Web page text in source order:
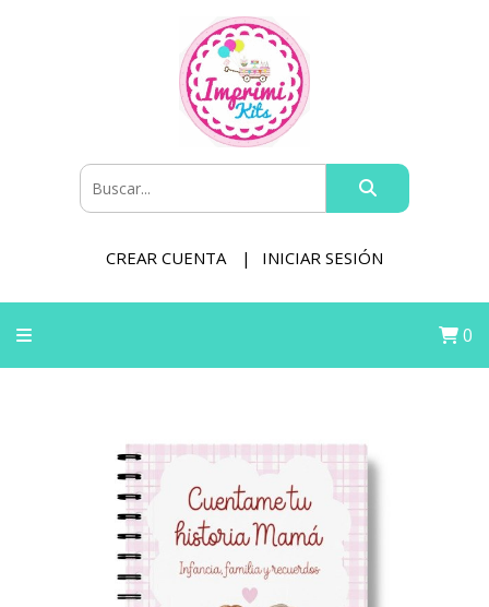
CREAR CUENTA INICIAR SESIÓN
0